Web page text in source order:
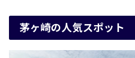
茅ヶ崎の人気スポット